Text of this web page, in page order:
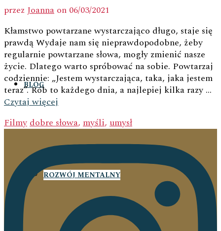
BLOG
ROZWÓJ MENTALNY
przez Joanna on 06/03/2021
Kłamstwo powtarzane wystarczająco długo, staje się
prawdą Wydaje nam się nieprawdopodobne, żeby
regularnie powtarzane słowa, mogły zmienić nasze
życie. Dlatego warto spróbować na sobie. Powtarzaj
codziennie: „Jestem wystarczająca, taka, jaka jestem
teraz”. Rób to każdego dnia, a najlepiej kilka razy …
Czytaj więcej
Filmydobre słowa, myśli, umysł